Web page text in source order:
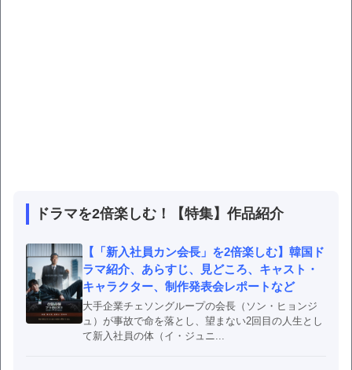
ドラマを2倍楽しむ！【特集】作品紹介
【「新入社員カン会長」を2倍楽しむ】韓国ド
ラマ紹介、あらすじ、見どころ、キャスト・
キャラクター、制作発表会レポートなど
大手企業チェソングループの会長（ソン・ヒョンジ
ュ）が事故で命を落とし、望まない2回目の人生とし
て新入社員の体（イ・ジュニ...